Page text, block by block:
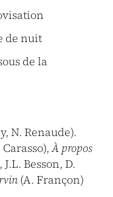
de nuit
de la
N. Renaude).
Carasso),À propos
J.L. Besson, D.
(A. Françon)